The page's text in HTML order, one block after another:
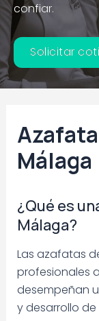
confiar.
Solicitar
Málaga
¿Qué es
Málaga?
Las azafatas
profesionales
desempeñan
y desarrollo